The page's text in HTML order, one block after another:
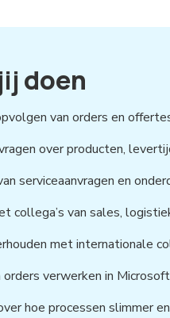
doen
van orders en
over producten,
serviceaanvragen en
collega’s van sales,
met internationale
orders verwerken in
hoe processen slimmer